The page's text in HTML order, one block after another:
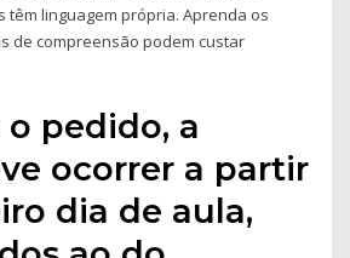
têm linguagem própria. Aprenda os
de compreensão podem custar
pedido, a
ocorrer a partir
dia de aula,